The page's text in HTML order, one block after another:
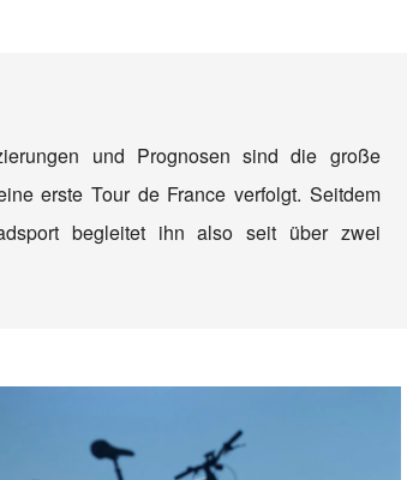
und Prognosen sind die große
erste Tour de France verfolgt. Seitdem
begleitet ihn also seit über zwei